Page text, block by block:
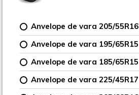
Anvelope de vara 205/55R16
Anvelope de vara 195/65R15
Anvelope de vara 185/65R15
Anvelope de vara 225/45R17